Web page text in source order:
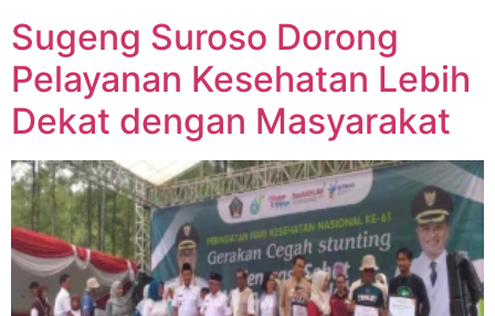
Sugeng Suroso Dorong
Pelayanan Kesehatan Lebih
Dekat dengan Masyarakat